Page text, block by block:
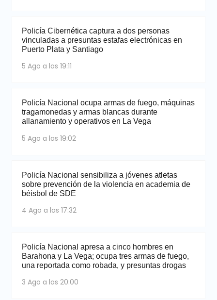
Policía Cibernética captura a dos personas
vinculadas a presuntas estafas electrónicas en
Puerto Plata y Santiago
5 Ago a las 19:11
Policía Nacional ocupa armas de fuego, máquinas
tragamonedas y armas blancas durante
allanamiento y operativos en La Vega
5 Ago a las 19:02
Policía Nacional sensibiliza a jóvenes atletas
sobre prevención de la violencia en academia de
béisbol de SDE
4 Ago a las 17:32
Policía Nacional apresa a cinco hombres en
Barahona y La Vega; ocupa tres armas de fuego,
una reportada como robada, y presuntas drogas
3 Ago a las 20:00